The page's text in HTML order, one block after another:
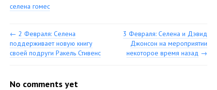
селена гомес
← 2 Февраля: Селена
поддерживает новую книгу
своей подруги Ракель Стивенс
3 Февраля: Селена и Дэвид
Джонсон на мероприятии
некоторое время назад →
No comments yet